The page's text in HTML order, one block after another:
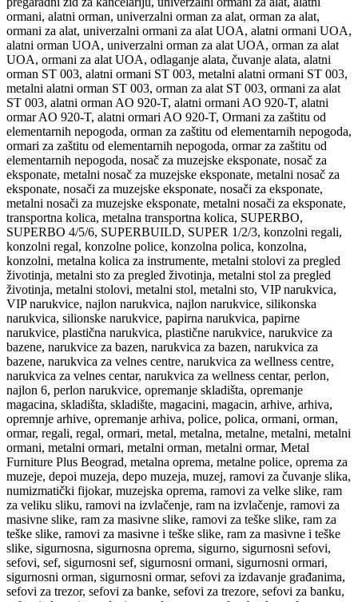
ormani, alatni orman, univerzalni orman za alat, orman za alat,
ormani za alat, univerzalni ormani za alat UOA, alatni ormani UOA,
alatni orman UOA, univerzalni orman za alat UOA, orman za alat
UOA, ormani za alat UOA, odlaganje alata, čuvanje alata, alatni
orman ST 003, alatni ormani ST 003, metalni alatni ormani ST 003,
metalni alatni orman ST 003, orman za alat ST 003, ormani za alat
ST 003, alatni orman AO 920-T, alatni ormani AO 920-T, alatni
ormar AO 920-T, alatni ormari AO 920-T, Ormani za zaštitu od
elementarnih nepogoda, orman za zaštitu od elementarnih nepogoda,
ormari za zaštitu od elementarnih nepogoda, ormar za zaštitu od
elementarnih nepogoda, nosač za muzejske eksponate, nosač za
eksponate, metalni nosač za muzejske eksponate, metalni nosač za
eksponate, nosači za muzejske eksponate, nosači za eksponate,
metalni nosači za muzejske eksponate, metalni nosači za eksponate,
transportna kolica, metalna transportna kolica, SUPERBO,
SUPERBO 4/5/6, SUPERBUILD, SUPER 1/2/3, konzolni regali,
konzolni regal, konzolne police, konzolna polica, konzolna,
konzolni, metalna kolica za instrumente, metalni stolovi za pregled
životinja, metalni sto za pregled životinja, metalni stol za pregled
životinja, metalni stolovi, metalni stol, metalni sto, VIP narukvica,
VIP narukvice, najlon narukvica, najlon narukvice, silikonska
narukvica, silionske narukvice, papirna narukvica, papirne
narukvice, plastična narukvica, plastične narukvice, narukvice za
bazene, narukvice za bazen, narukvica za bazen, narukvica za
bazene, narukvica za velnes centre, narukvica za wellness centre,
narukvica za velnes centar, narukvica za wellness centar, perlon,
najlon 6, perlon narukvice, opremanje skladišta, opremanje
magacina, skladišta, skladište, magacini, magacin, arhive, arhiva,
opremnje arhive, opremanje arhiva, police, polica, ormani, orman,
ormar, regali, regal, ormari, metal, metalna, metalne, metalni, metalni
ormani, metalni ormari, metalni orman, metalni ormar, Metal
Furniture Plus Beograd, metalna oprema, metalne police, oprema za
muzeje, depoi muzeja, depo muzeja, muzej, ramovi za čuvanje slika,
numizmatički fijokar, muzejska oprema, ramovi za velke slike, ram
za veliku sliku, ramovi na izvlačenje, ram na izvlačenje, ramovi za
masivne slike, ram za masivne slike, ramovi za teške slike, ram za
teške slike, ramovi za masivne i teške slike, ram za masivne i teške
slike, sigurnosna, sigurnosna oprema, sigurno, sigurnosni sefovi,
sefovi, sef, sigurnosni sef, sigurnosni ormani, sigurnosni ormari,
sigurnosni orman, sigurnosni ormar, sefovi za izdavanje građanima,
sefovi za trezor, sefovi za banke, sefovi za trezore, sefovi za banku,